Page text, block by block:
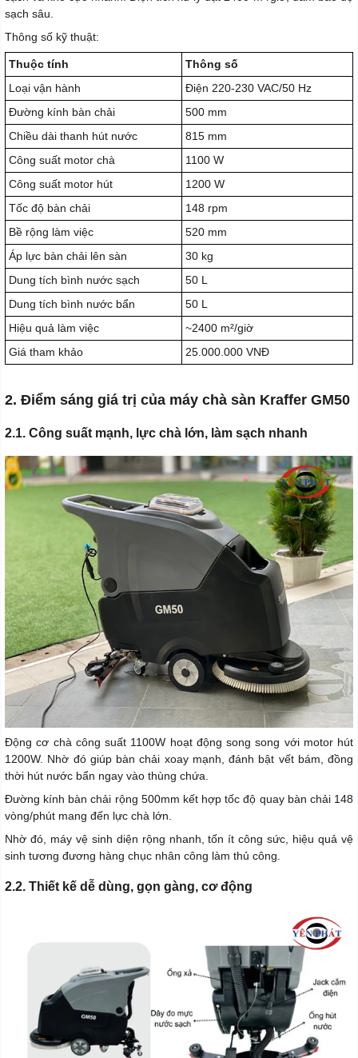
sạch sâu.
Thông số kỹ thuật:
Thuộc tính
Thông số
Loại vận hành
Điện 220-230 VAC/50 Hz
Đường kính bàn chải
500 mm
Chiều dài thanh hút nước
815 mm
Công suất motor chà
1100 W
Công suất motor hút
1200 W
Tốc độ bàn chải
148 rpm
Bề rộng làm việc
520 mm
Áp lực bàn chải lên sàn
30 kg
Dung tích bình nước sạch
50 L
Dung tích bình nước bẩn
50 L
Hiệu quả làm việc
~2400 m²/giờ
Giá tham khảo
25.000.000 VNĐ
2. Điểm sáng giá trị của máy chà sàn Kraffer GM50
2.1. Công suất mạnh, lực chà lớn, làm sạch nhanh
Động cơ chà công suất 1100W hoạt động song song với motor hút
1200W. Nhờ đó giúp bàn chải xoay mạnh, đánh bật vết bám, đồng
thời hút nước bẩn ngay vào thùng chứa.
Đường kính bàn chải rộng 500mm kết hợp tốc độ quay bàn chải 148
vòng/phút mang đến lực chà lớn.
Nhờ đó, máy vệ sinh diện rộng nhanh, tốn ít công sức, hiệu quả vệ
sinh tương đương hàng chục nhân công làm thủ công.
2.2. Thiết kế dễ dùng, gọn gàng, cơ động